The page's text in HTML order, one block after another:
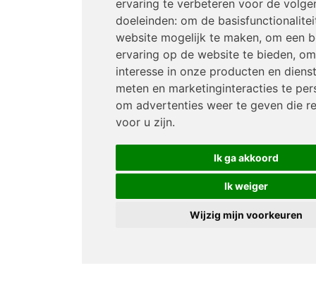
ervaring te verbeteren voor de
doeleinden: om de
website mogelijk te maken, om een
ervaring op de website te bieden,
interesse in onze producten en
meten en marketinginteracties te
om advertenties weer te geven die
voor u zijn.
Ik ga akkoord
Ik weiger
Wijzig mijn voorkeuren